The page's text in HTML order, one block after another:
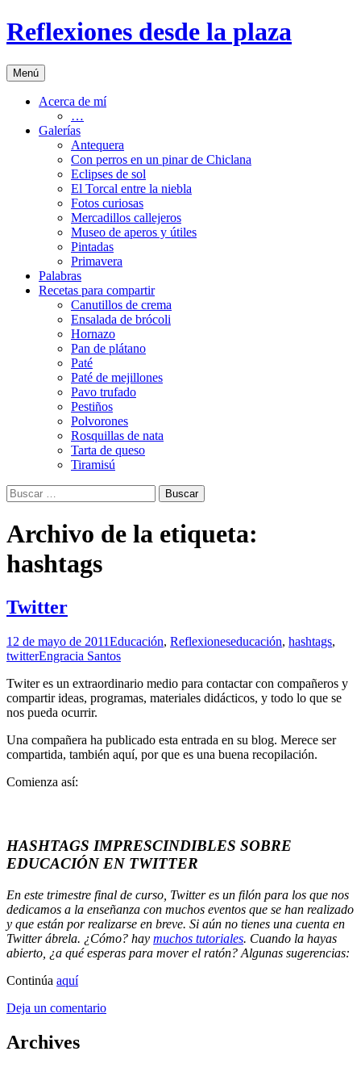
Saltar
al
Reflexiones desde la plaza
Menú
Acerca de mí
…
Galerías
Antequera
Con perros en un pinar de Chiclana
Eclipses de sol
El Torcal entre la niebla
Fotos curiosas
Mercadillos callejeros
Museo de aperos y útiles
Pintadas
Primavera
Palabras
Recetas para compartir
Canutillos de crema
Ensalada de brócoli
Hornazo
Pan de plátano
Paté
Paté de mejillones
Pavo trufado
Pestiños
Polvorones
Rosquillas de nata
Tarta de queso
Tiramisú
Buscar:
Archivo de la etiqueta:
hashtags
Twitter
12 de mayo de 2011Educación, Reflexioneseducación, hashtags,
twitterEngracia Santos
Twiter es un extraordinario medio para contactar con compañeros y
compartir ideas, programas, materiales didácticos, y todo lo que se
nos pueda ocurrir.
Una compañera ha publicado esta entrada en su blog. Merece ser
compartida, también aquí, por que es una buena recopilación.
Comienza así:
HASHTAGS IMPRESCINDIBLES SOBRE
EDUCACIÓN EN TWITTER
En este trimestre final de curso, Twitter es un filón para los que nos
dedicamos a la enseñanza con muchos eventos que se han realizado
y que están por realizarse en breve. Si aún no tienes una cuenta en
Twitter ábrela. ¿Cómo? hay muchos tutoriales. Cuando la hayas
abierto, ¿a qué esperas para mover el ratón? Algunas sugerencias:
Continúa aquí
Deja un comentario
Archives